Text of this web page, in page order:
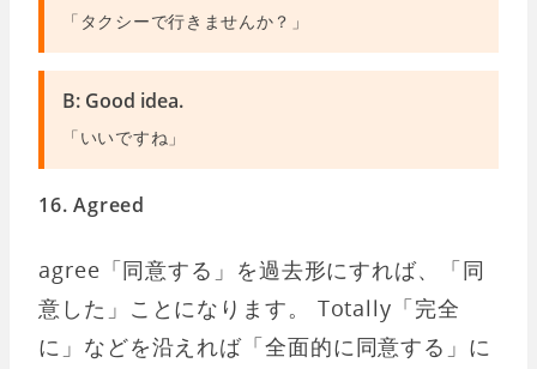
「タクシーで行きませんか？」
B: Good idea.
「いいですね」
16. Agreed
agree「同意する」を過去形にすれば、「同
意した」ことになります。 Totally「完全
に」などを沿えれば「全面的に同意する」に